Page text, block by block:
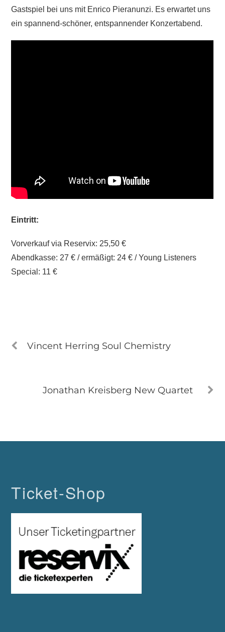
Gastspiel bei uns mit Enrico Pieranunzi. Es erwartet uns
ein spannend-schöner, entspannender Konzertabend.
Eintritt:
Vorverkauf via Reservix: 25,50 €
Abendkasse: 27 € / ermäßigt: 24 € / Young Listeners
Special: 11 €
Vincent Herring Soul Chemistry
Jonathan Kreisberg New Quartet
Ticket-Shop